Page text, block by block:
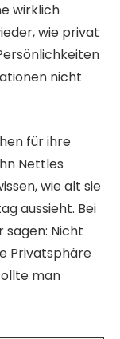
wirklich
wie privat
nicht
für ihre
Nettles
wie alt sie
aussieht. Bei
sagen: Nicht
Privatsphäre
man